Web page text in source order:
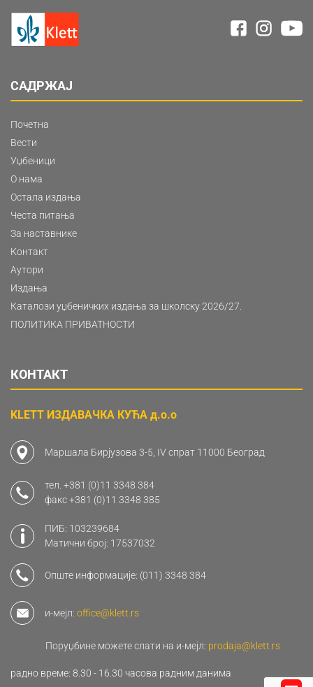
САДРЖАЈ
Почетна
Вести
Уџбеници
О нама
Остала издања
Честа питања
За наставнике
Контакт
Аутори
Издања
Каталози уџбеничких издања за школску 2026/27.
ПОЛИТИКА ПРИВАТНОСТИ
КОНТАКТ
KLETT ИЗДАВАЧКА КУЋА д.о.о
Маршала Бирјузова 3-5, IV спрат 11000 Београд
тел. +381 (0)11 3348 384
факс+381 (0)11 3348 385
ПИБ: 103239684
Матични број: 17537032
Опште информације: (011) 3348 384
и-мејл: office@klett.rs
Поруџбине можете слати на и-мејл: prodaja@klett.rs
радно време: 8.30 - 16.30 часова радним данима